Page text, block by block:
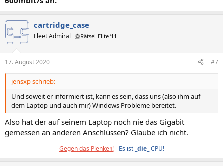
cartridge_case
Fleet Admiral 🎂Rätsel-Elite ’11
17. August 2020 #7
jensxp schrieb:
Und soweit er informiert ist, kann es sein, dass uns (also ihm auf
dem Laptop und auch mir) Windows Probleme bereitet.
Also hat der auf seinem Laptop noch nie das Gigabit
gemessen an anderen Anschlüssen? Glaube ich nicht.
Gegen das Plenken!- Es ist _ die_ CPU!